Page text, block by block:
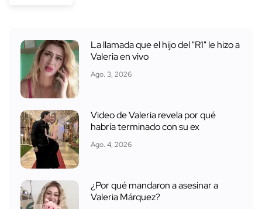
La llamada que el hijo del "R1" le hizo a
Valeria en vivo
Ago. 3, 2026
Video de Valeria revela por qué
habría terminado con su ex
Ago. 4, 2026
¿Por qué mandaron a asesinar a
Valeria Márquez?